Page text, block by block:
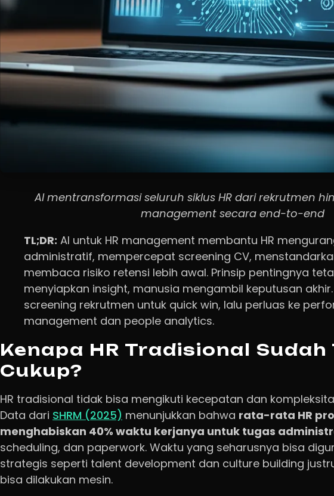
AI mentransformasi seluruh siklus HR dari rekrutmen
management secara end-to-end
TL;DR: AI untuk HR management membantu HR
administratif, mempercepat screening CV,
membaca risiko retensi lebih awal. Prinsip pentingnya
menyiapkan insight, manusia mengambil keputusan
screening rekrutmen untuk quick win, lalu perluas ke
management dan people analytics.
Kenapa HR Tradisional Sudah
Cukup?
HR tradisional tidak bisa mengikuti kecepatan dan
Data dari SHRM (2025) menunjukkan bahwa rata-rata HR
menghabiskan 40% waktu kerjanya untuk tugas
scheduling, dan paperwork. Waktu yang seharusnya bisa
strategis seperti talent development dan culture building
bisa dilakukan mesin.